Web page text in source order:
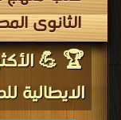
الثانوى
🏆 💪
الايطالية